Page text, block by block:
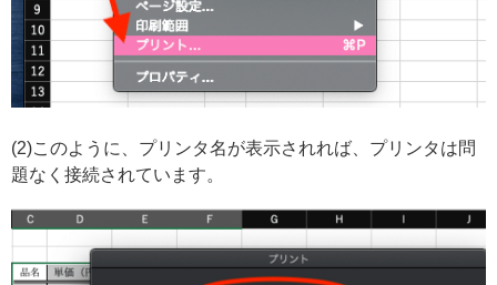
(2)このように、プリンタ名が表示されれば、プリンタは問
題なく接続されています。